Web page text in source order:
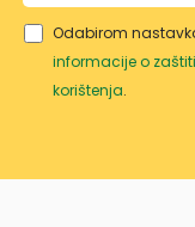
Odabirom
informacije o
korištenja.